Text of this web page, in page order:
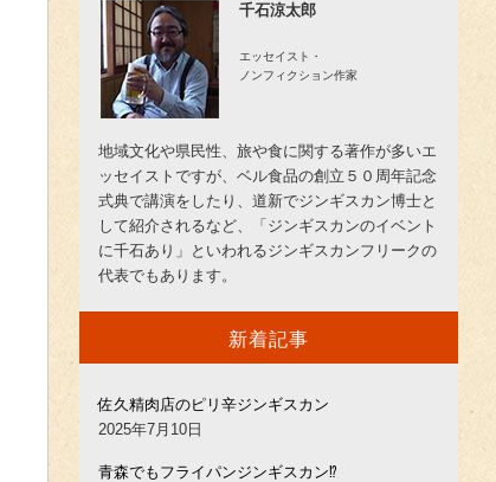
千石涼太郎
エッセイスト・
ノンフィクション作家
地域文化や県民性、旅や食に関する著作が多いエ
ッセイストですが、ベル食品の創立５０周年記念
式典で講演をしたり、道新でジンギスカン博士と
して紹介されるなど、「ジンギスカンのイベント
に千石あり」といわれるジンギスカンフリークの
代表でもあります。
新着記事
佐久精肉店のピリ辛ジンギスカン
2025年7月10日
青森でもフライパンジンギスカン⁉︎